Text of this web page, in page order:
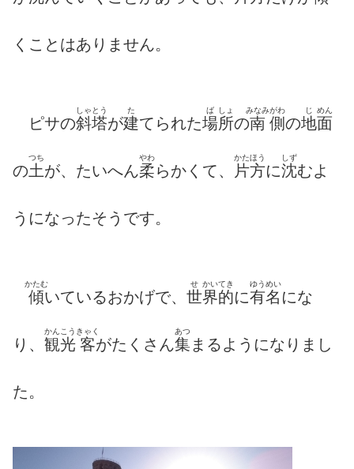
くことはありません。
ピサの斜塔
しゃとう
が建
た
てられた場
ば
所
しょ
の南
みなみ
側
がわ
の地
じ
面
めん
の土
つち
が、たいへん柔
やわ
らかくて、 片方
かたほう
に沈
しず
むよ
うになったそうです。
傾
かたむ
いているおかげで、 世
せ
界的
かいてき
に有名
ゆうめい
にな
り、 観光
かんこう
客
きゃく
がたくさん集
あつ
まるようになりまし
た。